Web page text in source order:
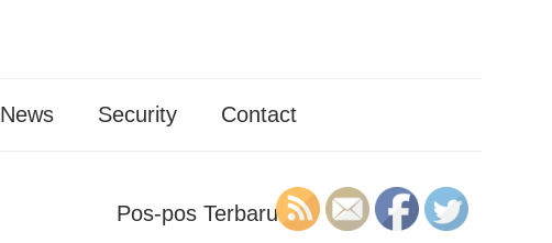
News Security Contact
Pos-pos Terbaru